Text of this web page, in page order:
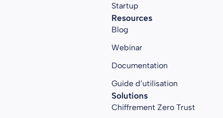
Startup
Resources
Blog
Webinar
Documentation
Guide d’utilisation
Solutions
Chiffrement Zero Trust